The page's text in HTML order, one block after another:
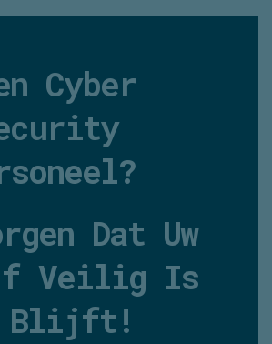
Cyber
Dat Uw
Veilig Is
Blijft!